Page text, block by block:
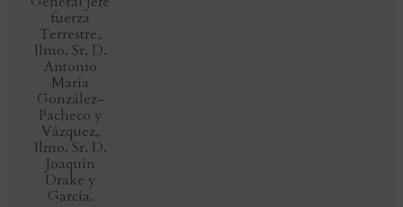
fuerza
Terrestre,
Ilmo. Sr. D.
Antonio
María
González-
Pacheco y
Vázquez,
Ilmo. Sr. D.
Joaquín
Drake y
García.